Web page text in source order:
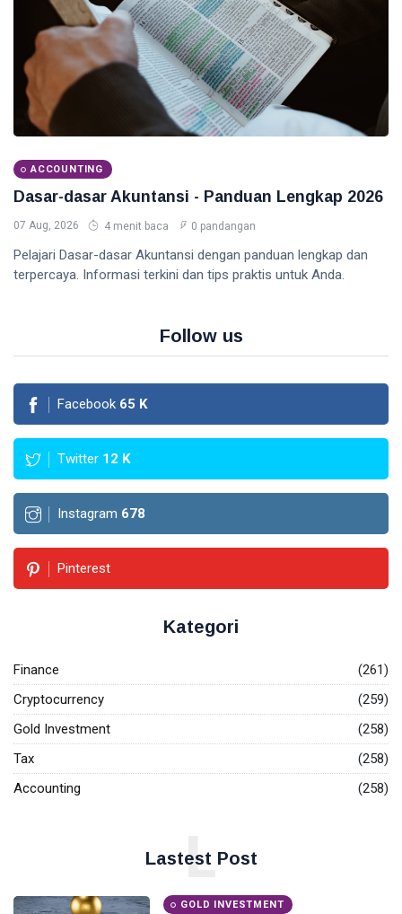
ACCOUNTING
Dasar-dasar Akuntansi - Panduan Lengkap 2026
07 Aug, 2026 4 menit baca 0 pandangan
Pelajari Dasar-dasar Akuntansi dengan panduan lengkap dan
terpercaya. Informasi terkini dan tips praktis untuk Anda.
Follow us
Facebook 65 K
Twitter 12 K
Instagram 678
Pinterest
Kategori
Finance
(261)
Cryptocurrency
(259)
Gold Investment
(258)
Tax
(258)
Accounting
(258)
Lastest Post
L
GOLD INVESTMENT